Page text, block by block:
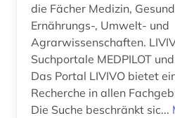
die Fächer Medizin,
Ernährungs-, Umwelt- und
Agrarwissenschaften.
Suchportale MEDPILOT
Das Portal LIVIVO bietet
Recherche in allen
Die Suche beschränkt sic...